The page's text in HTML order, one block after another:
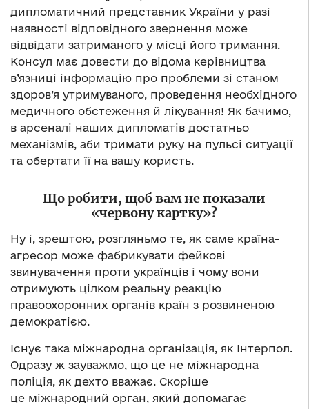
дипломатичний представник України у разі
наявності відповідного звернення може
відвідати затриманого у місці його тримання.
Консул має довести до відома керівництва
в’язниці інформацію про проблеми зі станом
здоров’я утримуваного, проведення необхідного
медичного обстеження й лікування! Як бачимо,
в арсеналі наших дипломатів достатньо
механізмів, аби тримати руку на пульсі ситуації
та обертати її на вашу користь.
Що робити, щоб вам не показали
«червону картку»?
Ну і, зрештою, розгляньмо те, як саме країна-
агресор може фабрикувати фейкові
звинувачення проти українців і чому вони
отримують цілком реальну реакцію
правоохоронних органів країн з розвиненою
демократією.
Існує така міжнародна організація, як Інтерпол.
Одразу ж зауважмо, що це не міжнародна
поліція, як дехто вважає. Скоріше
це міжнародний орган, який допомагає